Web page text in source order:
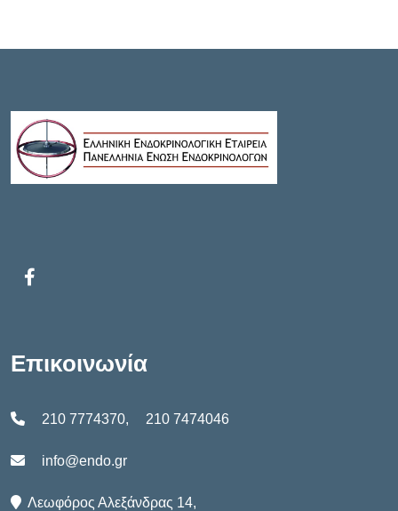
Επικοινωνία
210 7774370, 210 7474046
info@endo.gr
Λεωφόρος Αλεξάνδρας 14,